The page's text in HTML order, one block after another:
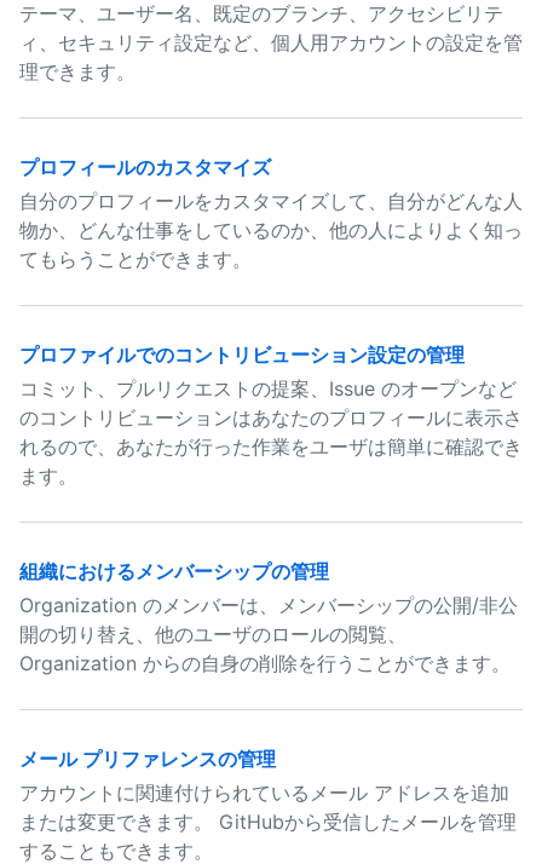
テーマ、ユーザー名、既定のブランチ、アクセシビリテ
ィ、セキュリティ設定など、個人用アカウントの設定を管
理できます。
プロフィールのカスタマイズ
自分のプロフィールをカスタマイズして、自分がどんな人
物か、どんな仕事をしているのか、他の人によりよく知っ
てもらうことができます。
プロファイルでのコントリビューション設定の管理
コミット、プルリクエストの提案、Issue のオープンなど
のコントリビューションはあなたのプロフィールに表示さ
れるので、あなたが行った作業をユーザは簡単に確認でき
ます。
組織におけるメンバーシップの管理
Organization のメンバーは、メンバーシップの公開/非公
開の切り替え、他のユーザのロールの閲覧、
Organization からの自身の削除を行うことができます。
メール プリファレンスの管理
アカウントに関連付けられているメール アドレスを追加
または変更できます。 GitHubから受信したメールを管理
することもできます。